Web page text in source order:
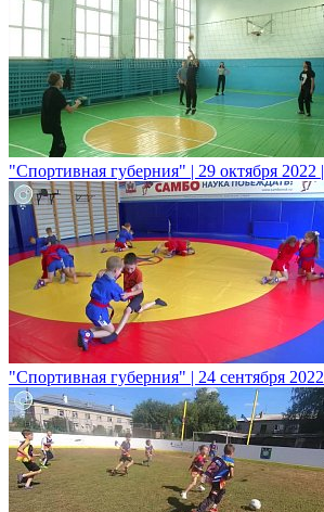
"Спортивная губерния" | 29 октября
"Спортивная губерния" | 24 сентября